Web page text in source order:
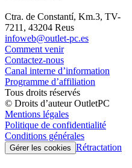
Ctra. de Constantí, Km.3, TV-
7211, 43204 Reus
infoweb@outlet-pc.es
Comment venir
Contactez-nous
Canal interne d’information
Programme d’affiliation
Tous droits réservés
© Droits d’auteur OutletPC
Mentions légales
Politique de confidentialité
Conditions générales
Gérer les cookies Rétractation